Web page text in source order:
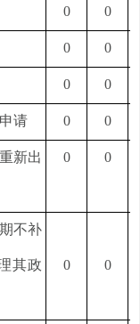
0 0
0 0
0 0
请 0 0
新出 0 0
不补
其政 0 0